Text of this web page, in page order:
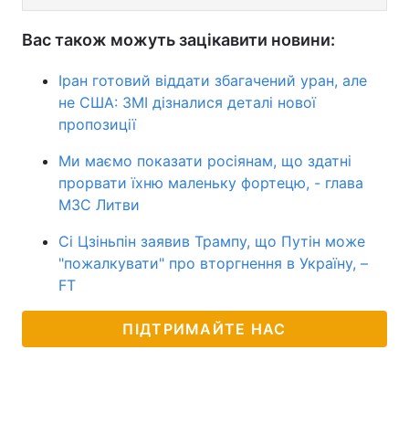
Вас також можуть зацікавити новини:
Іран готовий віддати збагачений уран, але
не США: ЗМІ дізналися деталі нової
пропозиції
Ми маємо показати росіянам, що здатні
прорвати їхню маленьку фортецю, - глава
МЗС Литви
Сі Цзіньпін заявив Трампу, що Путін може
"пожалкувати" про вторгнення в Україну, –
FT
ПІДТРИМАЙТЕ НАС